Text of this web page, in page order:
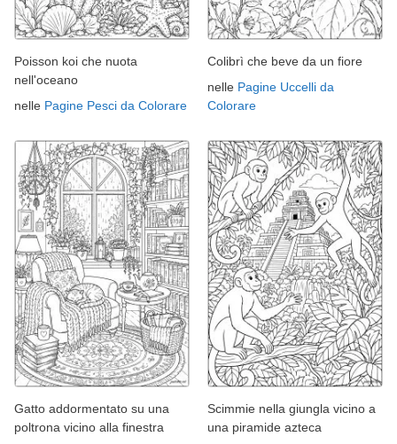
Poisson koi che nuota
nell'oceano
nelle Pagine Pesci da Colorare
Colibrì che beve da un fiore
nelle Pagine Uccelli da
Colorare
Gatto addormentato su una
poltrona vicino alla finestra
Scimmie nella giungla vicino a
una piramide azteca